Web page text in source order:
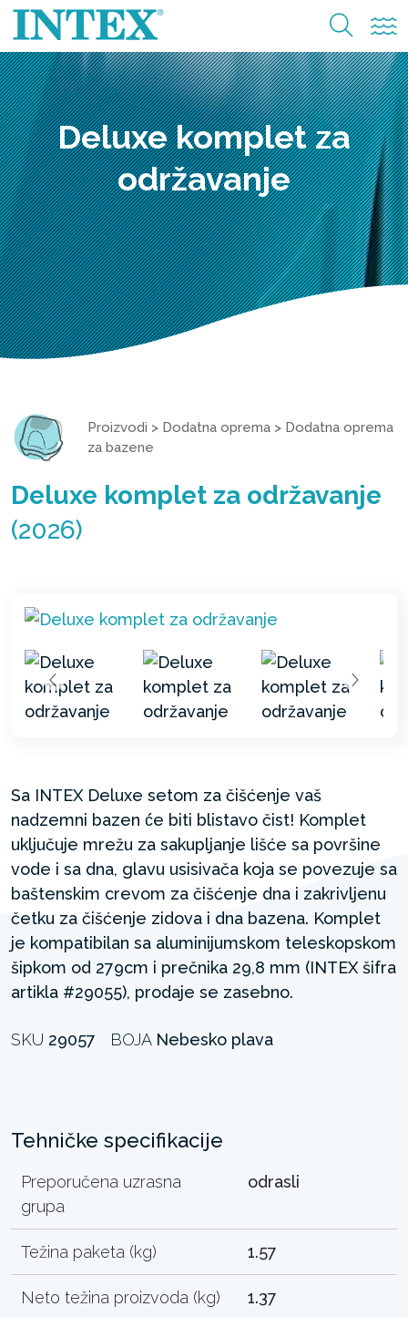
Deluxe komplet za
održavanje
Proizvodi > Dodatna oprema > Dodatna oprema
za bazene
Deluxe komplet za održavanje
(2026)
Sa INTEX Deluxe setom za čišćenje vaš
nadzemni bazen ć́e biti blistavo čist! Komplet
uključuje mrežu za sakupljanje lišće sa površine
vode i sa dna, glavu usisivača koja se povezuje sa
baštenskim crevom za čišćenje dna i zakrivljenu
četku za čišćenje zidova i dna bazena. Komplet
je kompatibilan sa aluminijumskom teleskopskom
šipkom od 279cm i prečnika 29,8 mm (INTEX šifra
artikla #29055), prodaje se zasebno.
SKU 29057 BOJA Nebesko plava
Tehničke specifikacije
Preporučena uzrasna
grupa
odrasli
Težina paketa (kg) 1.57
Neto težina proizvoda (kg) 1.37